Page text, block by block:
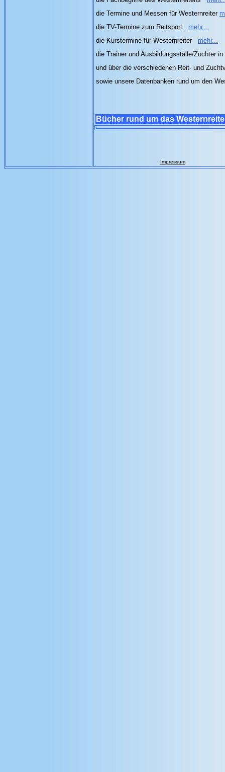
die Termine und Messen für Westernreiter
die TV-Termine zum Reitsport
mehr...
die Kurstermine für Westernreiter
mehr...
die Trainer und Ausbildungsställe/Züchter
und über die verschiedenen Reit- und
sowie unsere Datenbanken rund um den
Bücher rund um das
Impressum